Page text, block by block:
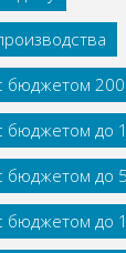
бюджетом
бюджетом до
бюджетом до
бюджетом до